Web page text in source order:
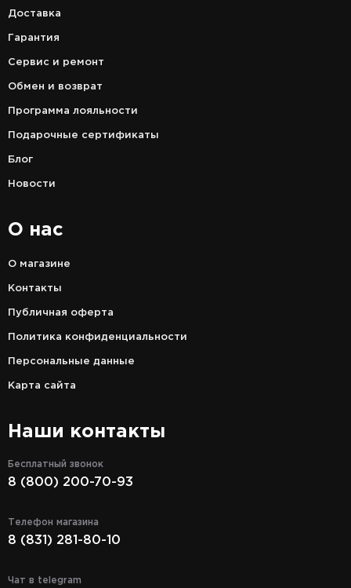
Доставка
Гарантия
Сервис и ремонт
Обмен и возврат
Программа лояльности
Подарочные сертификаты
Блог
Новости
О нас
О магазине
Контакты
Публичная оферта
Политика конфиденциальности
Персональные данные
Карта сайта
Наши контакты
Бесплатный звонок
8 (800) 200-70-93
Телефон магазина
8 (831) 281-80-10
Чат в telegram